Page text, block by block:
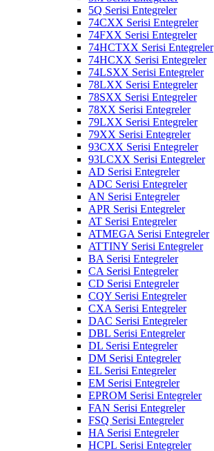
5Q Serisi Entegreler
74CXX Serisi Entegreler
74FXX Serisi Entegreler
74HCTXX Serisi Entegreler
74HCXX Serisi Entegreler
74LSXX Serisi Entegreler
78LXX Serisi Entegreler
78SXX Serisi Entegreler
78XX Serisi Entegreler
79LXX Serisi Entegreler
79XX Serisi Entegreler
93CXX Serisi Entegreler
93LCXX Serisi Entegreler
AD Serisi Entegreler
ADC Serisi Entegreler
AN Serisi Entegreler
APR Serisi Entegreler
AT Serisi Entegreler
ATMEGA Serisi Entegreler
ATTINY Serisi Entegreler
BA Serisi Entegreler
CA Serisi Entegreler
CD Serisi Entegreler
CQY Serisi Entegreler
CXA Serisi Entegreler
DAC Serisi Entegreler
DBL Serisi Entegreler
DL Serisi Entegreler
DM Serisi Entegreler
EL Serisi Entegreler
EM Serisi Entegreler
EPROM Serisi Entegreler
FAN Serisi Entegreler
FSQ Serisi Entegreler
HA Serisi Entegreler
HCPL Serisi Entegreler